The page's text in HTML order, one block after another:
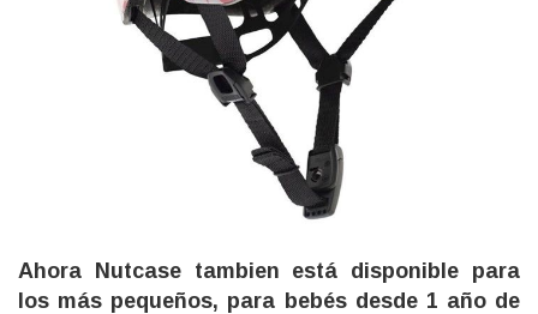
Ahora Nutcase tambien está disponible para
los más pequeños, para bebés desde 1 año de